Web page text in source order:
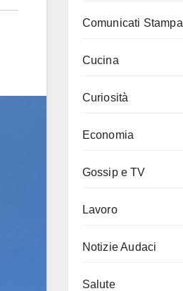
Comunicati Stampa
Cucina
Curiosità
Economia
Gossip e TV
Lavoro
Notizie Audaci
Salute